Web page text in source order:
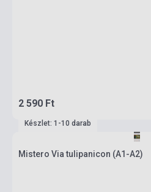
2 590 Ft
Készlet: 1-10 darab
Mistero Via tulipanicon (A1-A2)